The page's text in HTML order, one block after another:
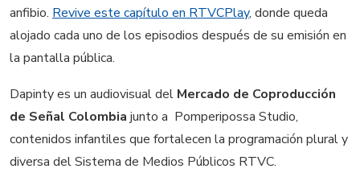
anfibio. Revive este capítulo en RTVCPlay, donde queda
alojado cada uno de los episodios después de su emisión en
la pantalla pública.
Dapinty es un audiovisual del Mercado de Coproducción
de Señal Colombia junto a Pomperipossa Studio,
contenidos infantiles que fortalecen la programación plural y
diversa del Sistema de Medios Públicos RTVC.